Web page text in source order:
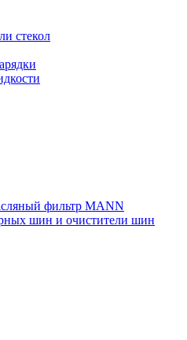
стекол
фильтр MANN
шин и очистители шин